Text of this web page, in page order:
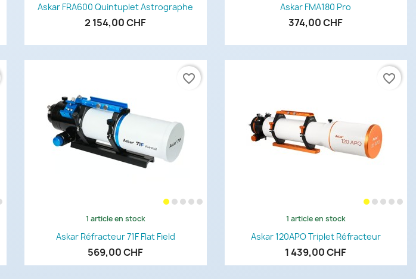
Askar FRA600 Quintuplet Astrographe
2 154,00 CHF
Askar FMA180 Pro
374,00 CHF
Aperçu rapide
1 article en stock
Askar Réfracteur 71F Flat Field
569,00 CHF
favorite_border
Aperçu rapide
1 article en stock
Askar 120APO Triplet Réfracteur
1 439,00 CHF
favorite_border